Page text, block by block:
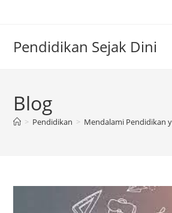
Pendidikan Sejak Dini
Blog
> Pendidikan > Mendalami Pendidikan